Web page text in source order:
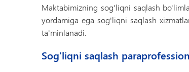
Maktabimizning sog'liqni saqlash
yordamiga ega sog'liqni saqlash
ta'minlanadi.
Sog'liqni saqlash